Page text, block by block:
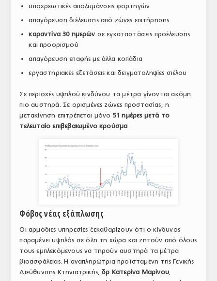
υποχρεωτικές απολυμάνσεις φορτηγών
απαγόρευση διέλευσης από ζώνες επιτήρησης
καραντίνα 30 ημερών σε εγκαταστάσεις προέλευσης
και προορισμού
απαγόρευση επαφής με άλλα κοπάδια
εργαστηριακές εξετάσεις και δειγματοληψίες σιέλου
Σε περιοχές υψηλού κινδύνου τα μέτρα γίνονται ακόμη
πιο αυστηρά. Σε ορισμένες ζώνες προστασίας, η
μετακίνηση επιτρέπεται μόνο 51 ημέρες μετά το
τελευταίο επιβεβαιωμένο κρούσμα.
Φόβος νέας εξάπλωσης
Οι αρμόδιες υπηρεσίες ξεκαθαρίζουν ότι ο κίνδυνος
παραμένει υψηλός σε όλη τη χώρα και ζητούν από όλους
τους εμπλεκόμενους να τηρούν αυστηρά τα μέτρα
βιοασφάλειας. Η αναπληρώτρια προϊσταμένη της Γενικής
Διεύθυνσης Κτηνιατρικής,δρ Κατερίνα Μαρίνου